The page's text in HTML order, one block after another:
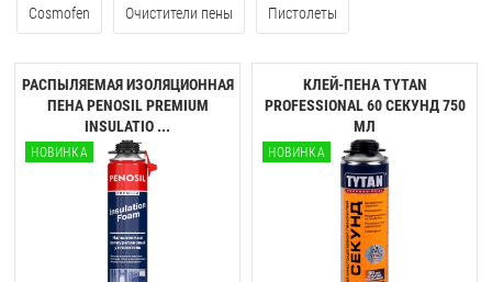
Cosmofen Очистители пены Пистолеты
РАСПЫЛЯЕМАЯ ИЗОЛЯЦИОННАЯ
ПЕНА PENOSIL PREMIUM
INSULATIO ...
НОВИНКА
КЛЕЙ-ПЕНА TYTAN
PROFESSIONAL 60 CЕКУНД 750
МЛ
НОВИНКА